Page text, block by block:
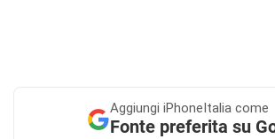
Aggiungi iPhoneItalia come
Fonte preferita su